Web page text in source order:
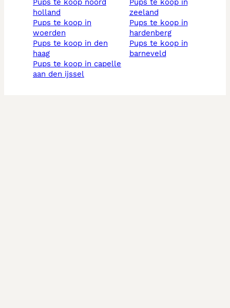
pups te koop noord
holland
pups te koop in
woerden
pups te koop in den
haag
pups te koop in capelle
aan den ijssel
pups te koop in
zeeland
pups te koop in
hardenberg
pups te koop in
barneveld